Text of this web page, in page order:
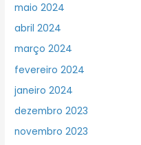
maio 2024
abril 2024
março 2024
fevereiro 2024
janeiro 2024
dezembro 2023
novembro 2023